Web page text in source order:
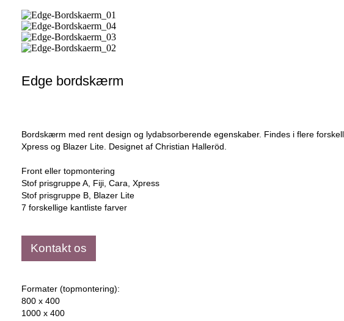
Edge bordskærm
Bordskærm med rent design og lydabsorberende egenskaber. Findes i flere
Xpress og Blazer Lite. Designet af Christian Halleröd.
Front eller topmontering
Stof prisgruppe A, Fiji, Cara, Xpress
Stof prisgruppe B, Blazer Lite
7 forskellige kantliste farver
Kontakt os
Formater (topmontering):
800 x 400
1000 x 400